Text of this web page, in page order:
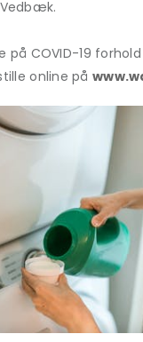
COVID-19
online på